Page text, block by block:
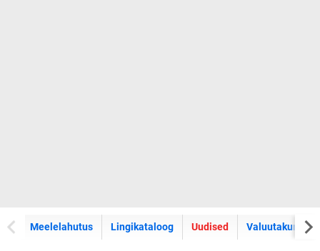
Meelelahutus Lingikataloog Uudised Valuutakursid